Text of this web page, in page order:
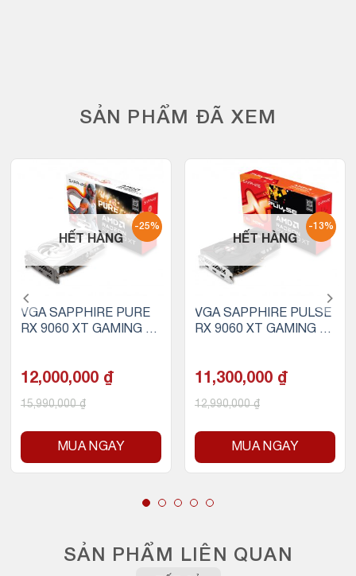
SẢN PHẨM ĐÃ XEM
-25%
HẾT HÀNG
VGA SAPPHIRE PURE
RX 9060 XT GAMING O
12,000,000 ₫
15,990,000₫
MUA NGAY
-13%
HẾT HÀNG
VGA SAPPHIRE PULSE
RX 9060 XT GAMING O
11,300,000 ₫
12,990,000₫
MUA NGAY
SẢN PHẨM LIÊN QUAN